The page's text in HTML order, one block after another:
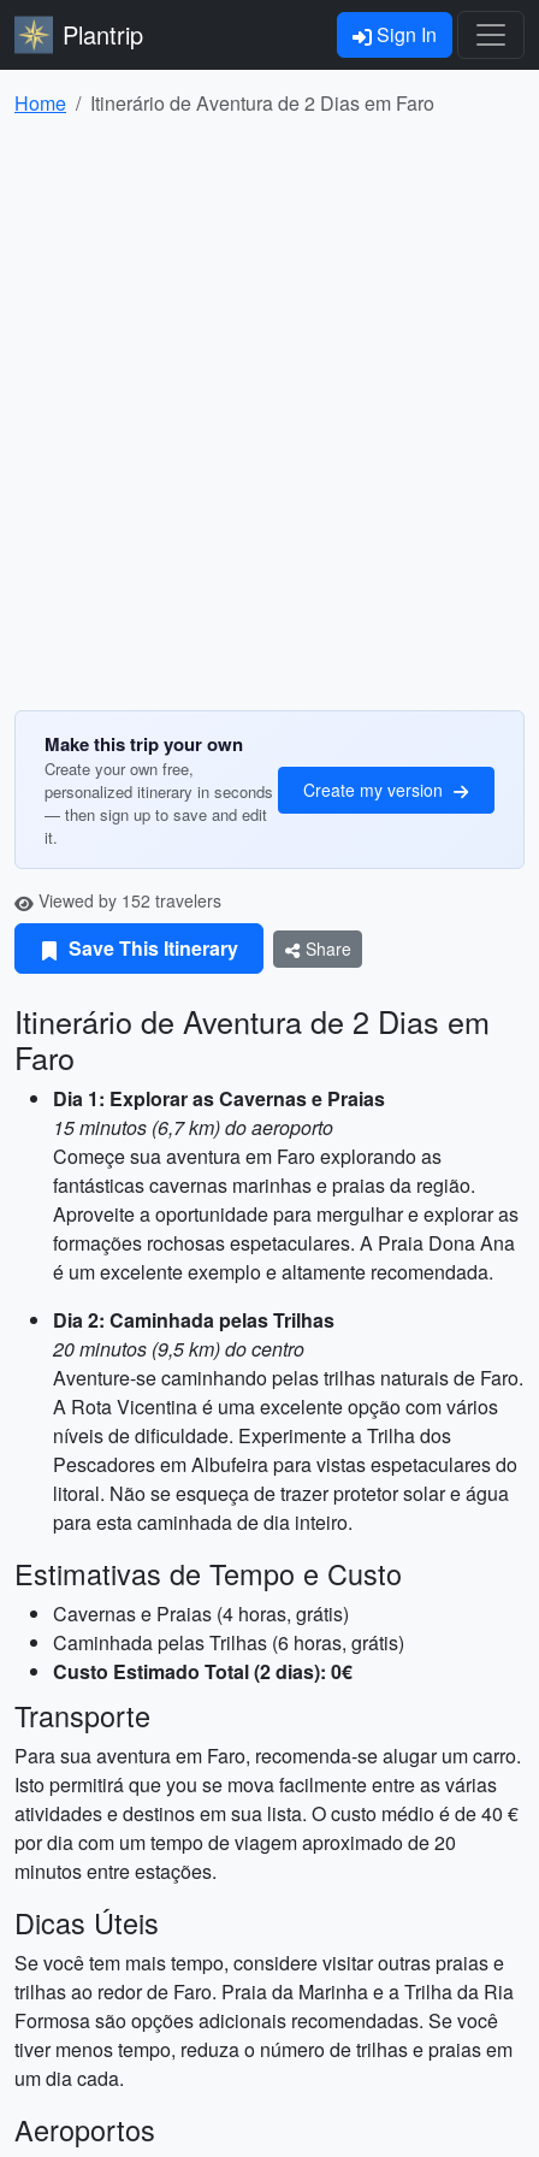
Plantrip Sign In
Home Itinerário de Aventura de 2 Dias em Faro
Make this trip your own
Create your own free,
personalized itinerary in seconds
— then sign up to save and edit
it.
Create my version
Viewed by 152 travelers
Save This Itinerary Share
Itinerário de Aventura de 2 Dias em
Faro
Dia 1: Explorar as Cavernas e Praias
15 minutos (6,7 km) do aeroporto
Começe sua aventura em Faro explorando as
fantásticas cavernas marinhas e praias da região.
Aproveite a oportunidade para mergulhar e explorar as
formações rochosas espetaculares. A Praia Dona Ana
é um excelente exemplo e altamente recomendada.
Dia 2: Caminhada pelas Trilhas
20 minutos (9,5 km) do centro
Aventure-se caminhando pelas trilhas naturais de Faro.
A Rota Vicentina é uma excelente opção com vários
níveis de dificuldade. Experimente a Trilha dos
Pescadores em Albufeira para vistas espetaculares do
litoral. Não se esqueça de trazer protetor solar e água
para esta caminhada de dia inteiro.
Estimativas de Tempo e Custo
Cavernas e Praias (4 horas, grátis)
Caminhada pelas Trilhas (6 horas, grátis)
Custo Estimado Total (2 dias): 0€
Transporte
Para sua aventura em Faro, recomenda-se alugar um carro.
Isto permitirá que you se mova facilmente entre as várias
atividades e destinos em sua lista. O custo médio é de 40 €
por dia com um tempo de viagem aproximado de 20
minutos entre estações.
Dicas Úteis
Se você tem mais tempo, considere visitar outras praias e
trilhas ao redor de Faro. Praia da Marinha e a Trilha da Ria
Formosa são opções adicionais recomendadas. Se você
tiver menos tempo, reduza o número de trilhas e praias em
um dia cada.
Aeroportos